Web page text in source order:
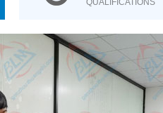
QUALIFICATIONS